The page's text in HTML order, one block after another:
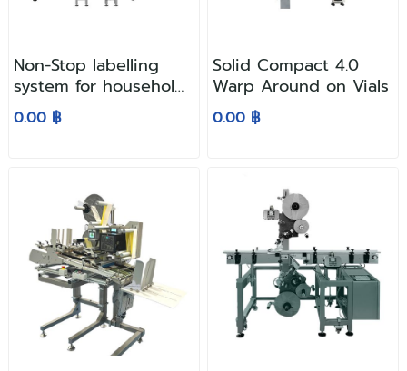
Non-Stop labelling
system for household
products
0.00 ฿
Solid Compact 4.0
Warp Around on Vials
0.00 ฿